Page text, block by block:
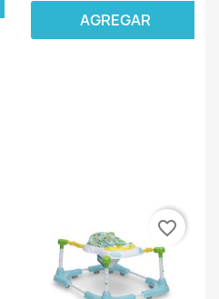
AGREGAR
favorite_border